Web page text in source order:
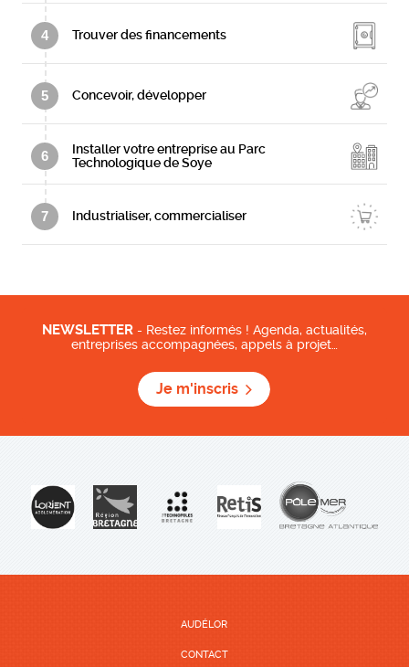
4 Trouver des financements
5 Concevoir, développer
6
Installer votre entreprise au Parc
Technologique de Soye
7 Industrialiser, commercialiser
NEWSLETTER - Restez informés ! Agenda, actualités,
entreprises accompagnées, appels à projet…
Je m'inscris
AUDÉLOR
CONTACT